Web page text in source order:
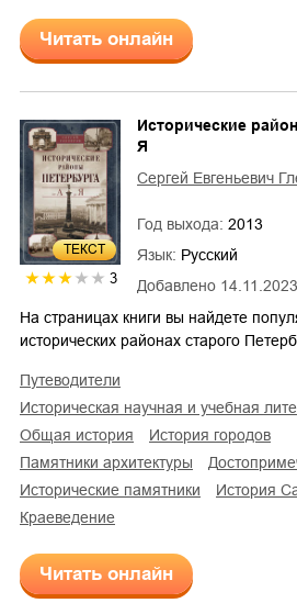
Читать онлайн
ТЕКСТ
3 Добавлено
Исторические
Я
Сергей Евгеньевич
Год выхода: 2013
Язык: Русский
На страницах книги вы найдете
исторических районах старого
путеводители
историческая научная и учебная
общая история
история городов
памятники архитектуры
исторические памятники
история
краеведение
Читать онлайн